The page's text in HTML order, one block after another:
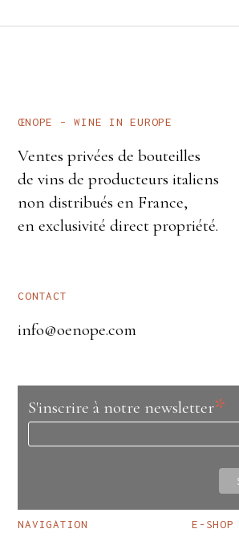
ŒNOPE – WINE IN EUROPE
Ventes privées de bouteilles
de vins de producteurs italiens
non distribués en France,
en exclusivité direct propriété.
CONTACT
info@oenope.com
S'inscrire à notre newsletter*
NAVIGATION E-SHOP